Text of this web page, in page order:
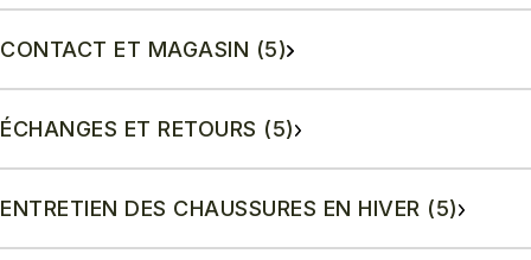
CONTACT ET MAGASIN (5)
ÉCHANGES ET RETOURS (5)
ENTRETIEN DES CHAUSSURES EN HIVER (5)